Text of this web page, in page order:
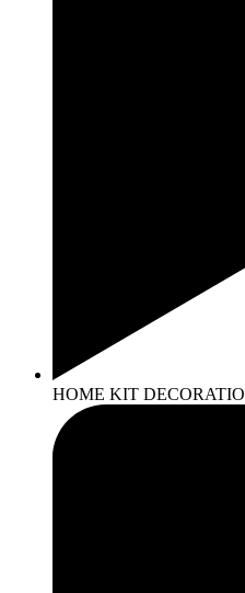
HOME KIT